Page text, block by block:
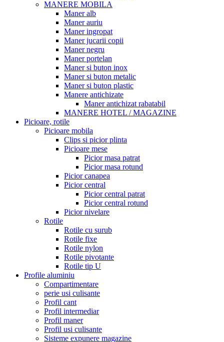
MANERE MOBILA
Maner alb
Maner auriu
Maner ingropat
Maner jucarii copii
Maner negru
Maner portelan
Maner si buton inox
Maner si buton metalic
Maner si buton plastic
Manere antichizate
Maner antichizat rabatabil
MANERE HOTEL / MAGAZINE
Picioare, rotile
Picioare mobila
Clips si picior plinta
Picioare mese
Picior masa patrat
Picior masa rotund
Picior canapea
Picior central
Picior central patrat
Picior central rotund
Picior nivelare
Rotile
Rotile cu surub
Rotile fixe
Rotile nylon
Rotile pivotante
Rotile tip U
Profile aluminiu
Compartimentare
perie usi culisante
Profil cant
Profil intermediar
Profil maner
Profil usi culisante
Sisteme expunere magazine